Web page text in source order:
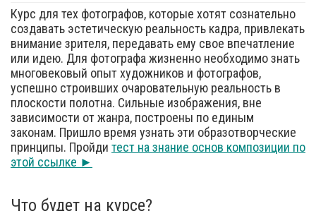
Курс для тех фотографов, которые хотят сознательно
создавать эстетическую реальность кадра, привлекать
внимание зрителя, передавать ему свое впечатление
или идею. Для фотографа жизненно необходимо знать
многовековый опыт художников и фотографов,
успешно строивших очаровательную реальность в
плоскости полотна. Сильные изображения, вне
зависимости от жанра, построены по единым
законам. Пришло время узнать эти образотворческие
принципы. Пройди тест на знание основ композиции по
этой ссылке ►
Что будет на курсе?